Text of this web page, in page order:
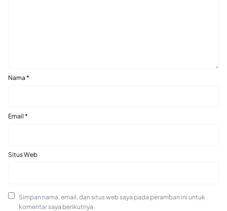
Nama *
Email *
Situs Web
Simpan nama, email, dan situs web saya pada peramban ini untuk
komentar saya berikutnya.